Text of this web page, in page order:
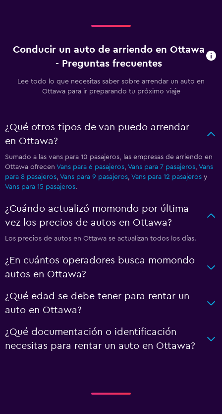
Conducir un auto de arriendo en Ottawa
- Preguntas frecuentes
Lee todo lo que necesitas saber sobre arrendar un auto en
Ottawa para ir preparando tu próximo viaje
¿Qué otros tipos de van puedo arrendar
en Ottawa?
Sumado a las vans para 10 pasajeros, las empresas de arriendo en
Ottawa ofrecen Vans para 6 pasajeros, Vans para 7 pasajeros, Vans
para 8 pasajeros, Vans para 9 pasajeros, Vans para 12 pasajeros y
Vans para 15 pasajeros.
¿Cuándo actualizó momondo por última
vez los precios de autos en Ottawa?
Los precios de autos en Ottawa se actualizan todos los días.
¿En cuántos operadores busca momondo
autos en Ottawa?
¿Qué edad se debe tener para rentar un
auto en Ottawa?
¿Qué documentación o identificación
necesitas para rentar un auto en Ottawa?